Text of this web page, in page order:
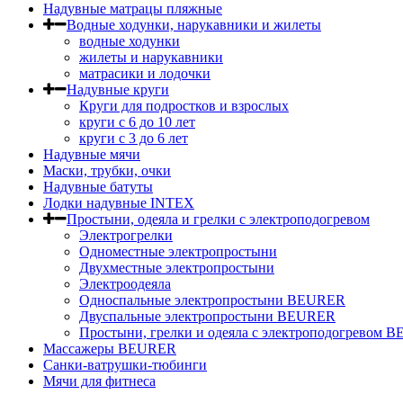
Надувные матрацы пляжные
Водные ходунки, нарукавники и жилеты
водные ходунки
жилеты и нарукавники
матрасики и лодочки
Надувные круги
Круги для подростков и взрослых
круги с 6 до 10 лет
круги c 3 до 6 лет
Надувные мячи
Маски, трубки, очки
Надувные батуты
Лодки надувные INTEX
Простыни, одеяла и грелки с электроподогревом
Электрогрелки
Одноместные электропростыни
Двухместные электропростыни
Электроодеяла
Односпальные электропростыни BEURER
Двуспальные электропростыни BEURER
Простыни, грелки и одеяла с электроподогревом
Массажеры BEURER
Санки-ватрушки-тюбинги
Мячи для фитнеса